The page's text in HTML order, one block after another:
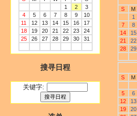
1
2
3
4
5 6 7 8 9
10
11
12 13 14 15 16
17
18
19 20 21 22 23
24
25
26 27 28 29 30 31
搜寻日程
关键字:
S
M
1
7
8
14
15
21
22
28
29
S
M
5
6
12
13
19
20